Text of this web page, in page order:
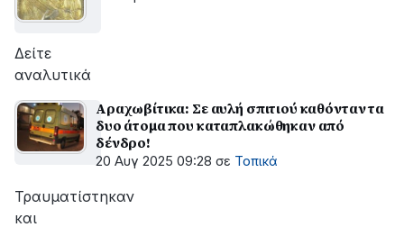
Δείτε
αναλυτικά
Αραχωβίτικα: Σε αυλή σπιτιού καθόνταν τα
δυο άτομα που καταπλακώθηκαν από
δένδρο!
20 Αυγ 2025 09:28 σε Τοπικά
Τραυματίστηκαν
και